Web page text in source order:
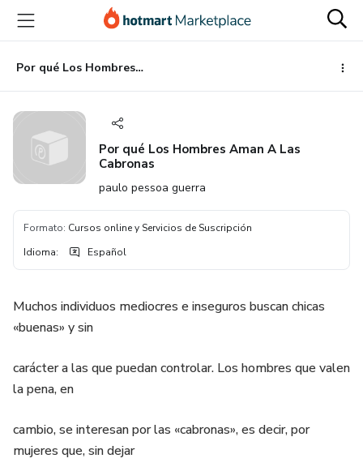
principal
página
de
página
Por qué Los Hombres Aman A Las Cabronas
Por qué Los Hombres Aman A Las
Cabronas
paulo pessoa guerra
Formato: Cursos online y Servicios de Suscripción
Idioma: Español
Muchos individuos mediocres e inseguros buscan chicas
«buenas» y sin
carácter a las que puedan controlar. Los hombres que valen
la pena, en
cambio, se interesan por las «cabronas», es decir, por
mujeres que, sin dejar